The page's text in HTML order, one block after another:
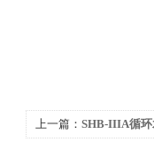
上一篇： SHB-IIIA循